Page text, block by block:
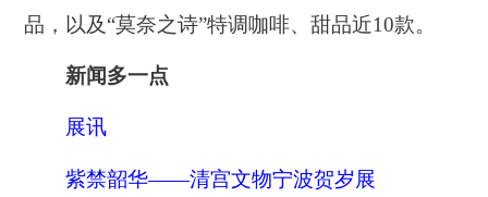
品，以及“莫奈之诗”特调咖啡、甜品近10款。
新闻多一点
展讯
紫禁韶华——清宫文物宁波贺岁展